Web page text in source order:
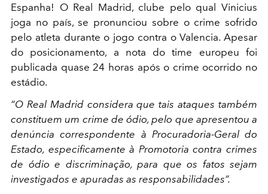
Espanha! O Real Madrid, clube pelo qual Vinicius
joga no país, se pronunciou sobre o crime sofrido
pelo atleta durante o jogo contra o Valencia. Apesar
do posicionamento, a nota do time europeu foi
publicada quase 24 horas após o crime ocorrido no
estádio.
“O Real Madrid considera que tais ataques também
constituem um crime de ódio, pelo que apresentou a
denúncia correspondente à Procuradoria-Geral do
Estado, especificamente à Promotoria contra crimes
de ódio e discriminação, para que os fatos sejam
investigados e apuradas as responsabilidades”.